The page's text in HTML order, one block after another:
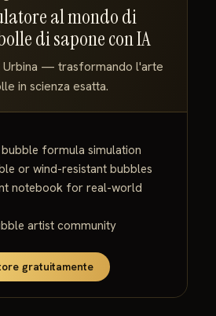
al mondo di
di sapone con IA
Urbina — trasformando l'arte
in scienza esatta.
formula simulation
or wind-resistant bubbles
notebook for real-world
artist community
gratuitamente